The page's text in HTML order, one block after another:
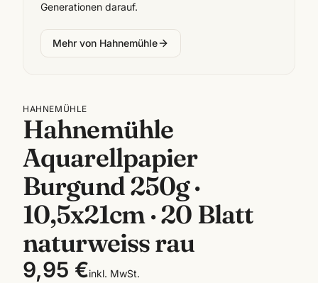
Generationen darauf.
Mehr von Hahnemühle
HAHNEMÜHLE
Hahnemühle
Aquarellpapier
Burgund 250g ·
10,5x21cm · 20 Blatt
naturweiss rau
9,95 €inkl. MwSt.